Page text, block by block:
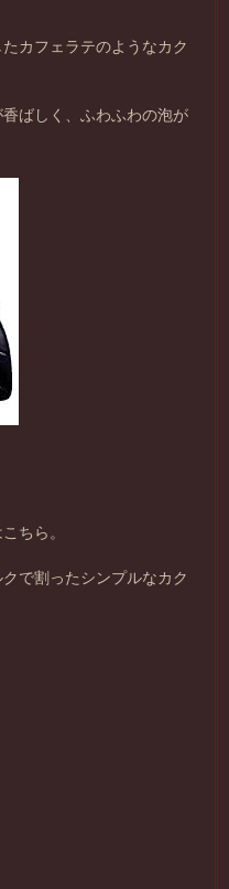
カフェラテのようなカク
ばしく、ふわふわの泡が
ちら。
で割ったシンプルなカク